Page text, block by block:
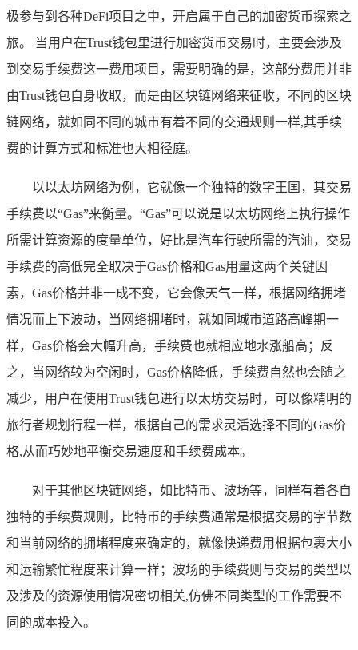
极参与到各种DeFi项目之中，开启属于自己的加密货币探索之
旅。 当用户在Trust钱包里进行加密货币交易时，主要会涉及
到交易手续费这一费用项目，需要明确的是，这部分费用并非
由Trust钱包自身收取，而是由区块链网络来征收，不同的区块
链网络，就如同不同的城市有着不同的交通规则一样,其手续
费的计算方式和标准也大相径庭。
以以太坊网络为例，它就像一个独特的数字王国，其交易
手续费以“Gas”来衡量。“Gas”可以说是以太坊网络上执行操作
所需计算资源的度量单位，好比是汽车行驶所需的汽油，交易
手续费的高低完全取决于Gas价格和Gas用量这两个关键因
素，Gas价格并非一成不变，它会像天气一样，根据网络拥堵
情况而上下波动，当网络拥堵时，就如同城市道路高峰期一
样，Gas价格会大幅升高，手续费也就相应地水涨船高；反
之，当网络较为空闲时，Gas价格降低，手续费自然也会随之
减少，用户在使用Trust钱包进行以太坊交易时，可以像精明的
旅行者规划行程一样，根据自己的需求灵活选择不同的Gas价
格,从而巧妙地平衡交易速度和手续费成本。
对于其他区块链网络，如比特币、波场等，同样有着各自
独特的手续费规则，比特币的手续费通常是根据交易的字节数
和当前网络的拥堵程度来确定的，就像快递费用根据包裹大小
和运输繁忙程度来计算一样；波场的手续费则与交易的类型以
及涉及的资源使用情况密切相关,仿佛不同类型的工作需要不
同的成本投入。